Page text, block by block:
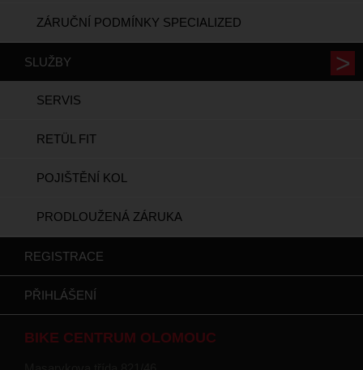
ZÁRUČNÍ PODMÍNKY SPECIALIZED
SLUŽBY
SERVIS
RETÜL FIT
POJIŠTĚNÍ KOL
PRODLOUŽENÁ ZÁRUKA
REGISTRACE
PŘIHLÁŠENÍ
BIKE CENTRUM OLOMOUC